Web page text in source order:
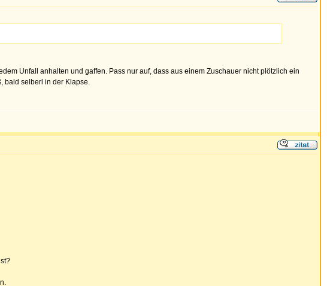
Unfall anhalten und gaffen. Pass nur auf, dass aus einem Zuschauer nicht plötzlich ein
bald selberl in der Klapse.